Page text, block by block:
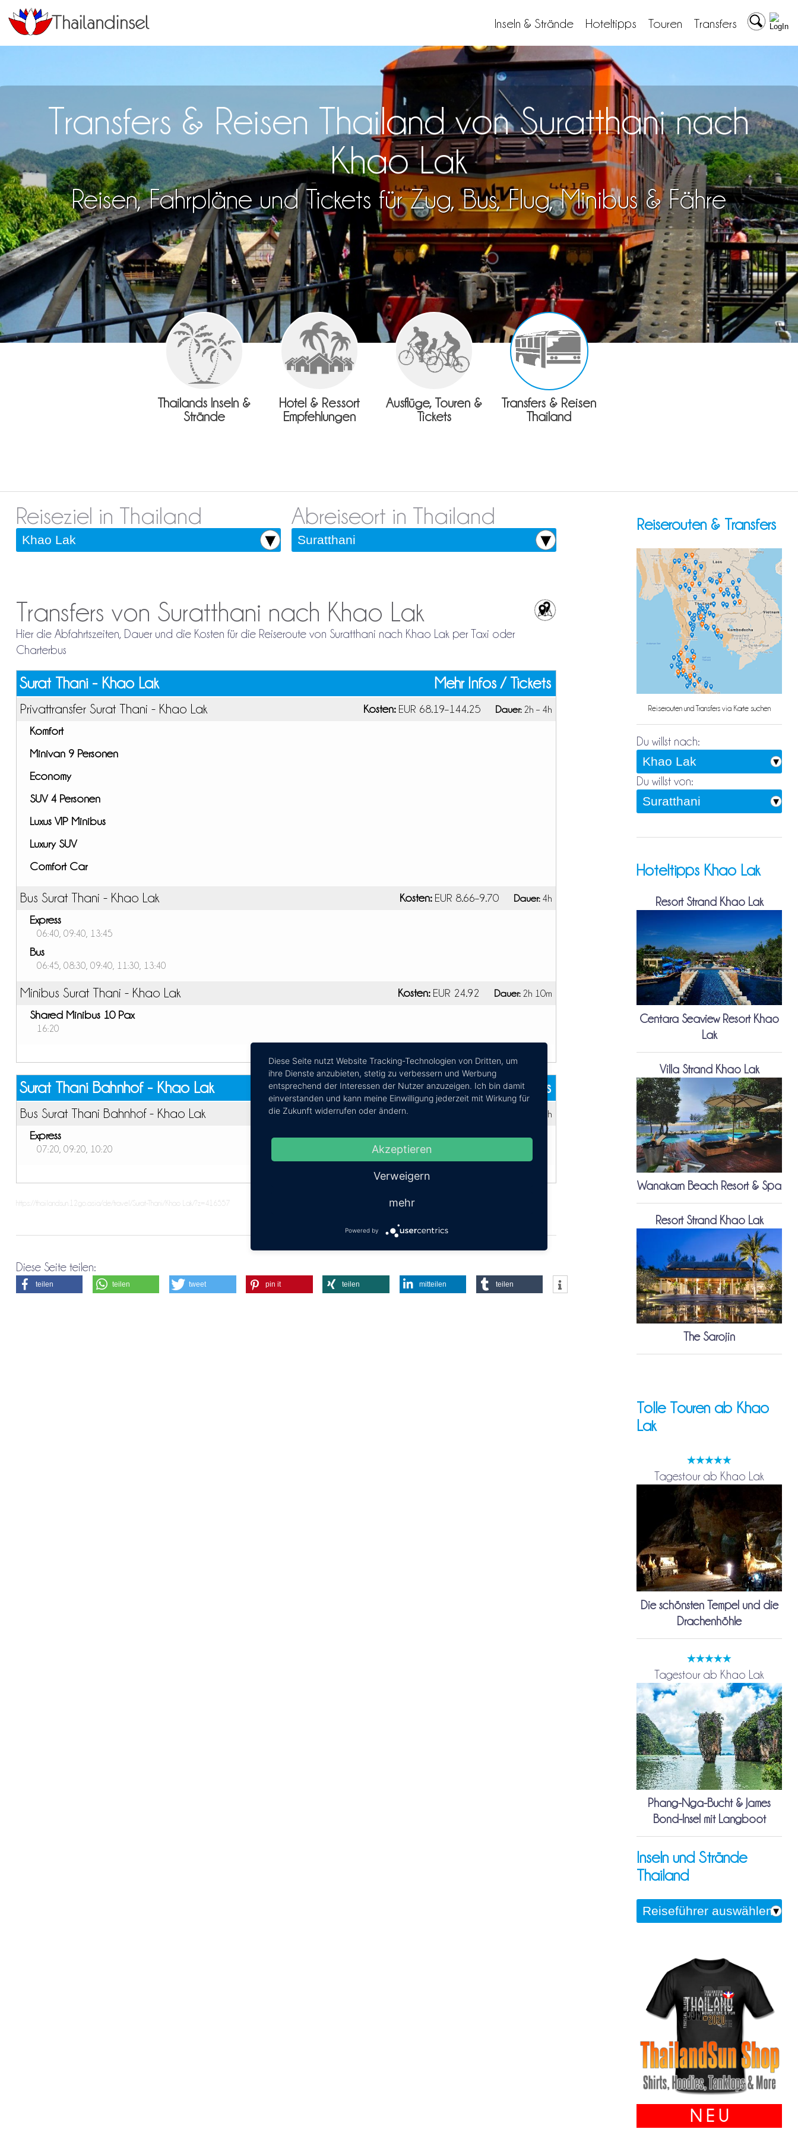
Transfers
Touren
Hoteltipps
Inseln & Strände
Transfers & Reisen Thailand von Suratthani nach
Khao Lak
Reisen, Fahrpläne und Tickets für Zug, Bus, Flug, Minibus & Fähre
Thailands Inseln &
Strände
Hotel & Ressort
Empfehlungen
Ausflüge, Touren &
Tickets
Transfers & Reisen
Thailand
Reiseziel in Thailand Abreiseort in Thailand
Transfers von Suratthani nach Khao Lak
Hier die Abfahrtszeiten, Dauer und die Kosten für die Reiseroute von Suratthani nach Khao Lak per Taxi oder
Charterbus
Surat Thani - Khao Lak Mehr Infos / Tickets
Privattransfer Surat Thani - Khao Lak Kosten:EUR 68.19–144.25 Dauer:2h – 4h
Komfort
Minivan 9 Personen
Economy
SUV 4 Personen
Luxus VIP Minibus
Luxury SUV
Comfort Car
Bus Surat Thani - Khao Lak Kosten:EUR 8.66–9.70 Dauer:4h
Express
06:40, 09:40, 13:45
Bus
06:45, 08:30, 09:40, 11:30, 13:40
Minibus Surat Thani - Khao Lak Kosten:EUR 24.92 Dauer:2h 10m
Shared Minibus 10 Pax
16:20
Surat Thani Bahnhof - Khao Lak Mehr Infos / Tickets
Bus Surat Thani Bahnhof - Khao Lak 4h
Express
07:20, 09:20, 10:20
https://thailandsun.12go.asia/de/travel/Surat-Thani/Khao Lak/?z=416557
Diese Seite teilen:
teilen teilen tweet pin it teilen mitteilen teilen
Reiserouten & Transfers
Reiserouten und Transfers via Karte suchen
Du willst nach:
Du willst von:
Hoteltipps Khao Lak
Resort Strand Khao Lak
Centara Seaview Resort Khao
Lak
Villa Strand Khao Lak
Wanakarn Beach Resort & Spa
Resort Strand Khao Lak
The Sarojin
Tolle Touren ab Khao
Lak
Tagestour ab Khao Lak
Die schönsten Tempel und die
Drachenhöhle
Tagestour ab Khao Lak
Phang-Nga-Bucht & James
Bond-Insel mit Langboot
Inseln und Strände
Thailand
N E U
Diese Seite nutzt Website Tracking-Technologien von Dritten, um
ihre Dienste anzubieten, stetig zu verbessern und Werbung
entsprechend der Interessen der Nutzer anzuzeigen. Ich bin damit
einverstanden und kann meine Einwilligung jederzeit mit Wirkung für
die Zukunft widerrufen oder ändern.
Akzeptieren
Verweigern
mehr
Powered by